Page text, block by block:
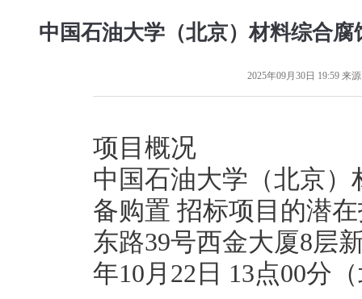
中国石油大学（北京）材料综合
2025年09月30日 19:59 来
项目概况
中国石油大学（北京
备购置 招标项目的潜
东路39号西金大厦8层
年10月22日 13点00分